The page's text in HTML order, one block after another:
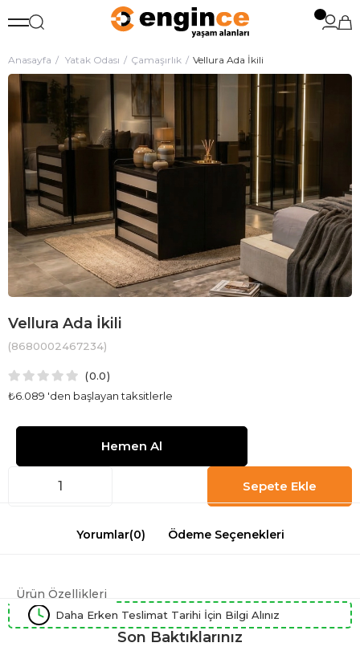
Anasayfa Yatak Odası Çamaşırlık Vellura Ada İkili
Vellura Ada İkili
(8680002467234)
0.0
₺6.089 'den başlayan taksitlerle
Yorumlar(0) Ödeme Seçenekleri
Ürün Özellikleri
Daha Erken Teslimat Tarihi İçin Bilgi Alınız
Son Baktıklarınız